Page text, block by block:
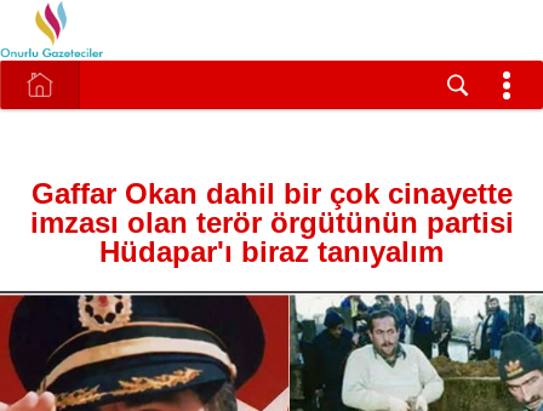
Gaffar Okan dahil bir çok cinayette
imzası olan terör örgütünün partisi
Hüdapar'ı biraz tanıyalım